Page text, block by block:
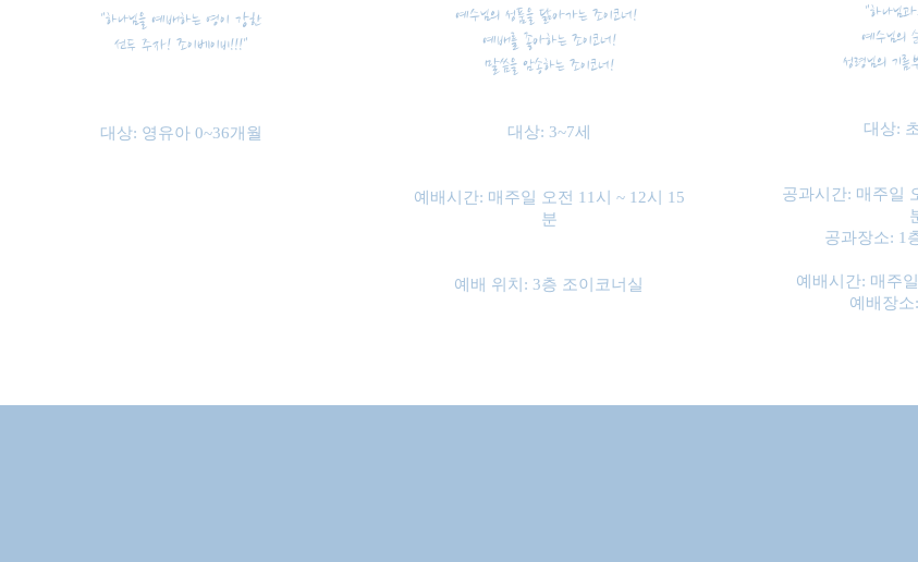
"하나님을 예배하는 영이 강한
선두 주자! 조이베이비!!!"
대상: 영유아 0~36개월
예수님의 성품을 닮아가는 조이코너!
예배를 좋아하는 조이코너!
말씀을 암송하는 조이코너!
대상: 3~7세
예배시간: 매주일 오전 11시 ~ 12시 15
분
예배 위치: 3층 조이코너실
"하나님
예수님의
성령님의 기
대상:
공과시간: 매주일
공과장소: 1
예배시간: 매주
예배장